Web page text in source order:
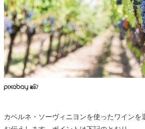
カベルネ・ソーヴィニヨンを使ったワインを